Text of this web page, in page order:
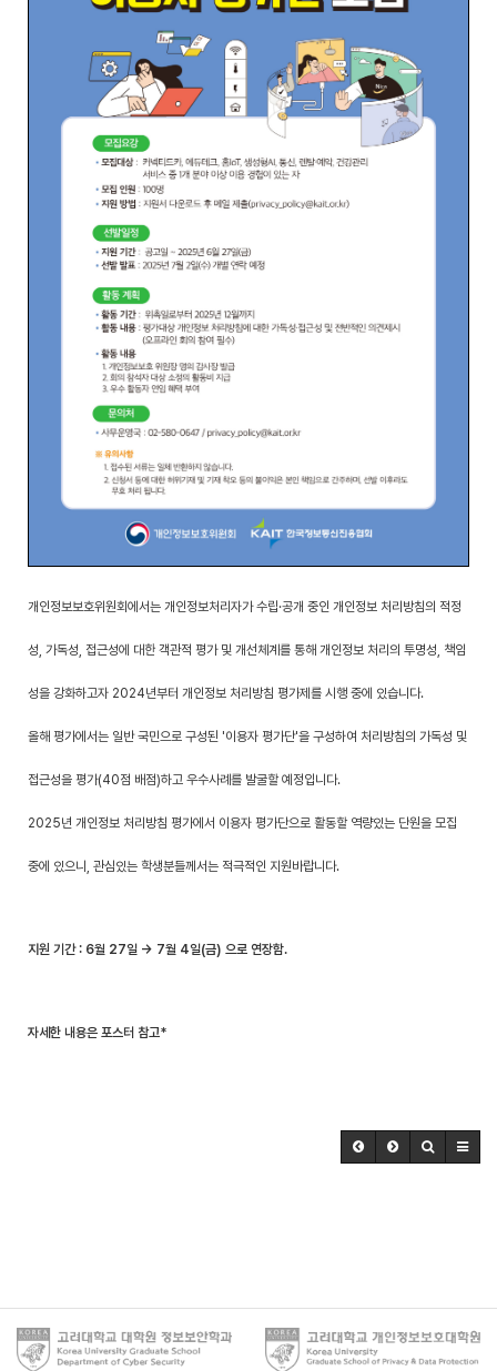
개인정보보호위원회에서는 개인정보처리자가 수립·공개 중인 개인정보 처리방침의 적정
성, 가독성, 접근성에 대한 객관적 평가 및 개선체계를 통해 개인정보 처리의 투명성, 책임
성을 강화하고자 2024년부터 개인정보 처리방침 평가제를 시행 중에 있습니다.
올해 평가에서는 일반 국민으로 구성된 '이용자 평가단'을 구성하여 처리방침의 가독성 및
접근성을 평가(40점 배점)하고 우수사례를 발굴할 예정입니다.
2025년 개인정보 처리방침 평가에서 이용자 평가단으로 활동할 역량있는 단원을 모집
중에 있으니, 관심있는 학생분들께서는 적극적인 지원바랍니다.
지원 기간 : 6월 27일 → 7월 4일(금) 으로 연장함.
자세한 내용은 포스터 참고*